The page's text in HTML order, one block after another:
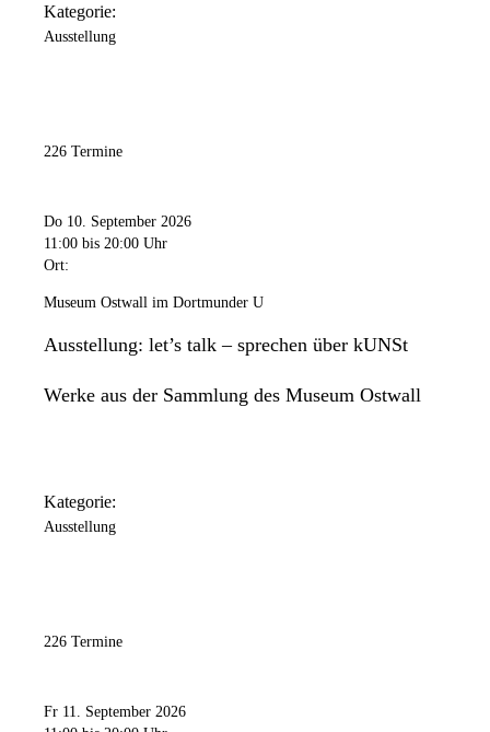
Kategorie:
Ausstellung
226 Termine
Do 10. September 2026
11:00 bis 20:00 Uhr
Ort:
Museum Ostwall im Dortmunder U
Ausstellung: let’s talk – sprechen über kUNSt
Werke aus der Sammlung des Museum Ostwall
Kategorie:
Ausstellung
226 Termine
Fr 11. September 2026